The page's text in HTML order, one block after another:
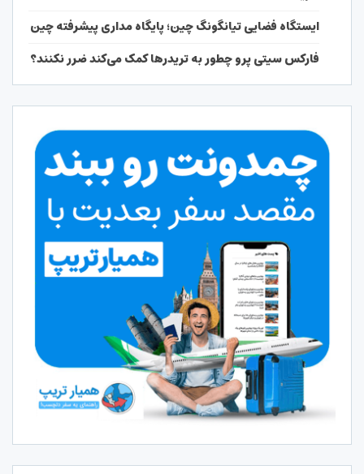
ایستگاه فضایی تیانگونگ چین؛ پایگاه مداری پیشرفته چین
فارکس سیتی پرو چطور به تریدرها کمک می‌کند ضرر نکنند؟